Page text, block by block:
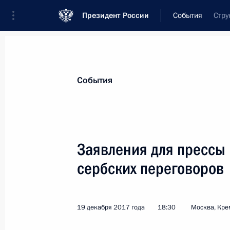
Президент России События
Новости
Послания Федеральному Собранию
Заявления по важнейшим вопросам
Речи и обращения
События
Заявления для
сербских переговоров
19 декабря 2017 года 18:30 Москва,